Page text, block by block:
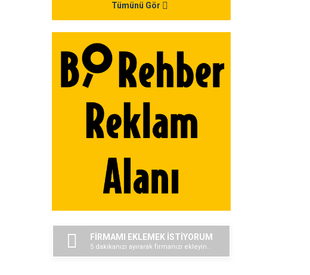
Tümünü Gör
FİRMAMI EKLEMEK İSTİYORUM
5 dakikanızı ayırarak firmanızı ekleyin..